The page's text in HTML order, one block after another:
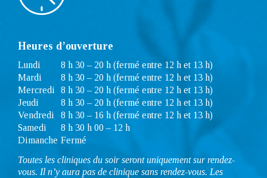
Heures d’ouverture
Lundi
8 h 30 – 20 h (fermé entre 12 h et 13 h)
Mardi
8 h 30 – 20 h (fermé entre 12 h et 13 h)
Mercredi
8 h 30 – 20 h (fermé entre 12 h et 13 h)
Jeudi
8 h 30 – 20 h (fermé entre 12 h et 13 h)
Vendredi
8 h 30 – 16 h (fermé entre 12 h et 13 h)
Samedi
8 h 30 h 00 – 12 h
Dimanche Fermé
Toutes les cliniques du soir seront uniquement sur rendez-
vous. Il n’y aura pas de clinique sans rendez-vous. Les